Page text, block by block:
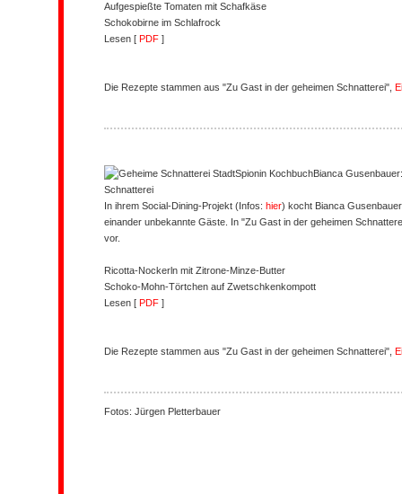
Aufgespießte Tomaten mit Schafkäse
Schokobirne im Schlafrock
Lesen [ PDF ]
Die Rezepte stammen aus "Zu Gast in der geheimen Schnatterei",
Bianca
Schnatterei
In ihrem Social-Dining-Projekt (Infos: hier) kocht Bianca
einander unbekannte Gäste. In "Zu Gast in der geheimen
vor.
Ricotta-Nockerln mit Zitrone-Minze-Butter
Schoko-Mohn-Törtchen auf Zwetschkenkompott
Lesen [ PDF ]
Die Rezepte stammen aus "Zu Gast in der geheimen Schnatterei",
Fotos: Jürgen Pletterbauer